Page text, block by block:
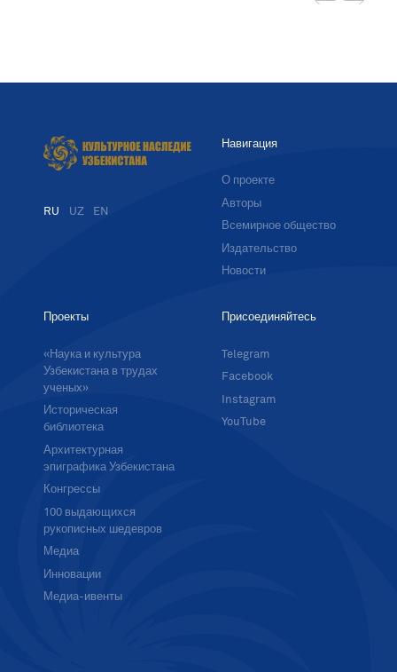
RU UZ EN
Навигация
О проекте
Авторы
Всемирное общество
Издательство
Новости
Проекты
«Наука и культура
Узбекистана в трудах
ученых»
Историческая
библиотека
Архитектурная
эпиграфика Узбекистана
Конгрессы
100 выдающихся
рукописных шедевров
Медиа
Инновации
Медиа-ивенты
Присоединяйтесь
Telegram
Facebook
Instagram
YouTube